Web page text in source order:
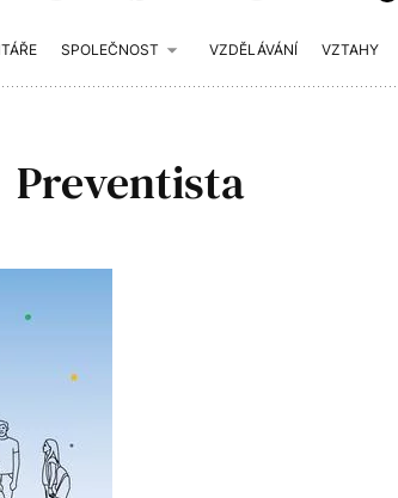
SPOLEČNOST VZDĚLÁVÁNÍ VZTAHY
Preventista